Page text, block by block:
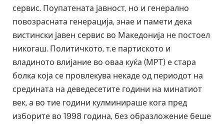
сервис. Поупатената јавност, но и генерално
повозрасната генерација, знае и памети дека
вистински јавен сервис во Македонија не постоел
никогаш. Политичкото, т.е партиското и
владиното влијание во оваа куќа (МРТ) е стара
болка која се провлекува некаде од периодот на
средината на деведесетите години на минатиот
век, а во тие години кулминираше кога пред
изборите во 1998 година, без образложение беше